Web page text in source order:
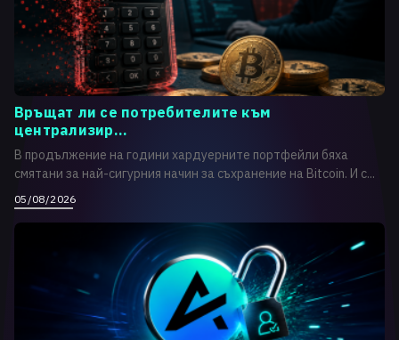
Връщат ли се потребителите към
централизир...
В продължение на години хардуерните портфейли бяха
смятани за най-сигурния начин за съхранение на Bitcoin. И с...
05/08/2026